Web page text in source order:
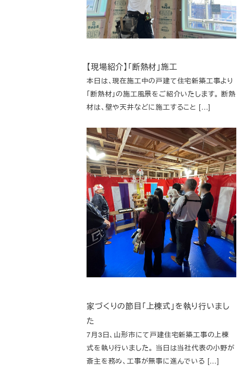
【現場紹介】「断熱材」施工
本日は、現在施工中の戸建て住宅新築工事より
「断熱材」の施工風景をご紹介いたします。 断熱
材は、壁や天井などに施工すること […]
家づくりの節目「上棟式」を執り行いまし
た
7月3日、山形市にて戸建住宅新築工事の上棟
式を執り行いました。 当日は当社代表の小野が
斎主を務め、工事が無事に進んでいる […]